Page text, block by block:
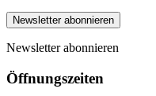
Newsletter abonnieren
Newsletter abonnieren
Öffnungszeiten